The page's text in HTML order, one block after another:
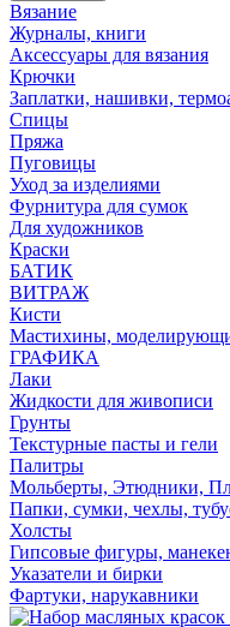
Вязание
Журналы, книги
Аксессуары для вязания
Крючки
Заплатки, нашивки,
Спицы
Пряжа
Пуговицы
Уход за изделиями
Фурнитура для сумок
Для художников
Краски
БАТИК
ВИТРАЖ
Кисти
Мастихины,
ГРАФИКА
Лаки
Жидкости для живописи
Грунты
Текстурные пасты и гели
Палитры
Мольберты, Этюдники,
Папки, сумки, чехлы,
Холсты
Гипсовые фигуры,
Указатели и бирки
Фартуки, нарукавники